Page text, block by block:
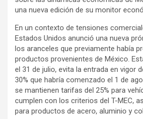
una nueva edición de su monitor
En un contexto de tensiones
Estados Unidos anunció una nueva
los aranceles que previamente había
productos provenientes de México.
el 31 de julio, evita la entrada en vigor
30% que habría comenzado el 1 de
se mantienen tarifas del 25% para
cumplen con los criterios del T-MEC,
para productos de acero, aluminio y